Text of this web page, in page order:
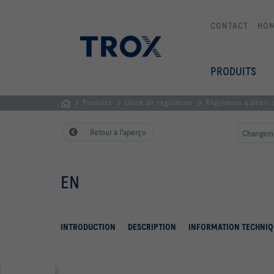
CONTACT
PRODUITS
d'accueil
Produits Unité de régulation Régulation à débit
Retour à l'aperçu
EN
INTRODUCTION DESCRIPTION INFORMATION